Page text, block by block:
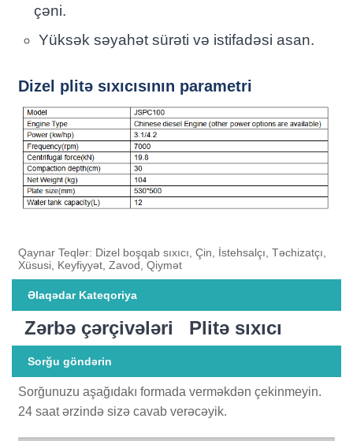
çəni.
Yüksək səyahət sürəti və istifadəsi asan.
Dizel plitə sıxıcısının parametri
Qaynar Teqlər: Dizel boşqab sıxıcı, Çin, İstehsalçı, Təchizatçı,
Xüsusi, Keyfiyyət, Zavod, Qiymət
Əlaqədar Kateqoriya
Zərbə çərçivələri Plitə sıxıcı
Sorğu göndərin
Sorğunuzu aşağıdakı formada verməkdən çekinmeyin.
24 saat ərzində sizə cavab verəcəyik.